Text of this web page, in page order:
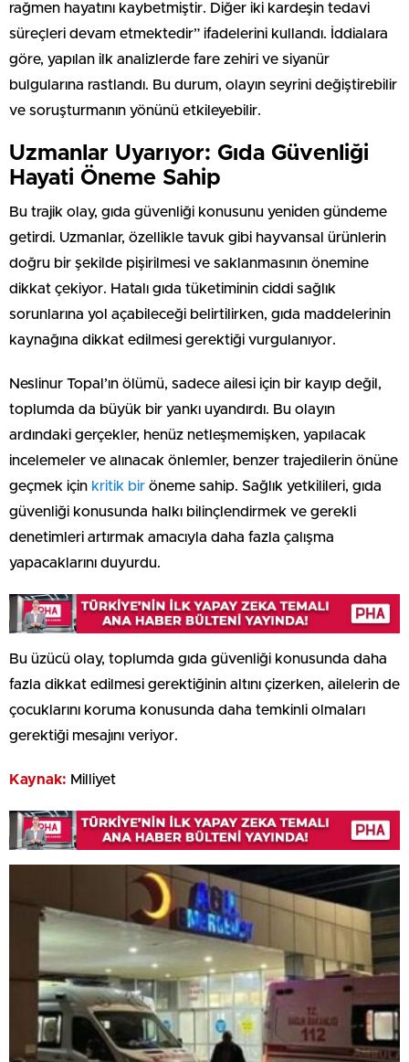
rağmen hayatını kaybetmiştir. Diğer iki kardeşin tedavi
süreçleri devam etmektedir” ifadelerini kullandı. İddialara
göre, yapılan ilk analizlerde fare zehiri ve siyanür
bulgularına rastlandı. Bu durum, olayın seyrini değiştirebilir
ve soruşturmanın yönünü etkileyebilir.
Uzmanlar Uyarıyor: Gıda Güvenliği
Hayati Öneme Sahip
Bu trajik olay, gıda güvenliği konusunu yeniden gündeme
getirdi. Uzmanlar, özellikle tavuk gibi hayvansal ürünlerin
doğru bir şekilde pişirilmesi ve saklanmasının önemine
dikkat çekiyor. Hatalı gıda tüketiminin ciddi sağlık
sorunlarına yol açabileceği belirtilirken, gıda maddelerinin
kaynağına dikkat edilmesi gerektiği vurgulanıyor.
Neslinur Topal’ın ölümü, sadece ailesi için bir kayıp değil,
toplumda da büyük bir yankı uyandırdı. Bu olayın
ardındaki gerçekler, henüz netleşmemişken, yapılacak
incelemeler ve alınacak önlemler, benzer trajedilerin önüne
geçmek için kritik bir öneme sahip. Sağlık yetkilileri, gıda
güvenliği konusunda halkı bilinçlendirmek ve gerekli
denetimleri artırmak amacıyla daha fazla çalışma
yapacaklarını duyurdu.
Bu üzücü olay, toplumda gıda güvenliği konusunda daha
fazla dikkat edilmesi gerektiğinin altını çizerken, ailelerin de
çocuklarını koruma konusunda daha temkinli olmaları
gerektiği mesajını veriyor.
Kaynak: Milliyet